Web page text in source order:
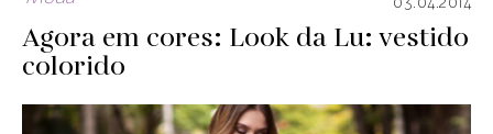
03.04.2014
Agora em cores: Look da Lu: vestido
colorido